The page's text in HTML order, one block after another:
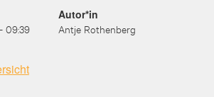
09:39
Autor*in
Antje Rothenberg